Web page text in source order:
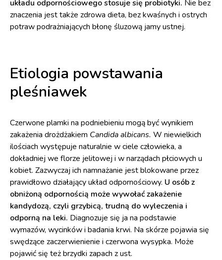
układu odpornościowegostosuje się probiotyki. Nie bez
znaczenia jest także zdrowa dieta, bez kwaśnych i ostrych
potraw podrażniających błonę śluzową jamy ustnej.
Etiologia powstawania
pleśniawek
Czerwone plamki na podniebieniu mogą być wynikiem
zakażenia drożdżakiem Candida albicans. W niewielkich
ilościach występuje naturalnie w ciele człowieka, a
dokładniej we florze jelitowej i w narządach płciowych u
kobiet. Zazwyczaj ich namnażanie jest blokowane przez
prawidłowo działający układ odpornościowy. U osób z
obniżoną odpornością może wywołać zakażenie
kandydozą, czyli grzybicą, trudną do wyleczenia i
odporną na leki. Diagnozuje się ja na podstawie
wymazów, wycinków i badania krwi. Na skórze pojawia się
swędzące zaczerwienienie i czerwona wysypka. Może
pojawić się też brzydki zapach z ust.